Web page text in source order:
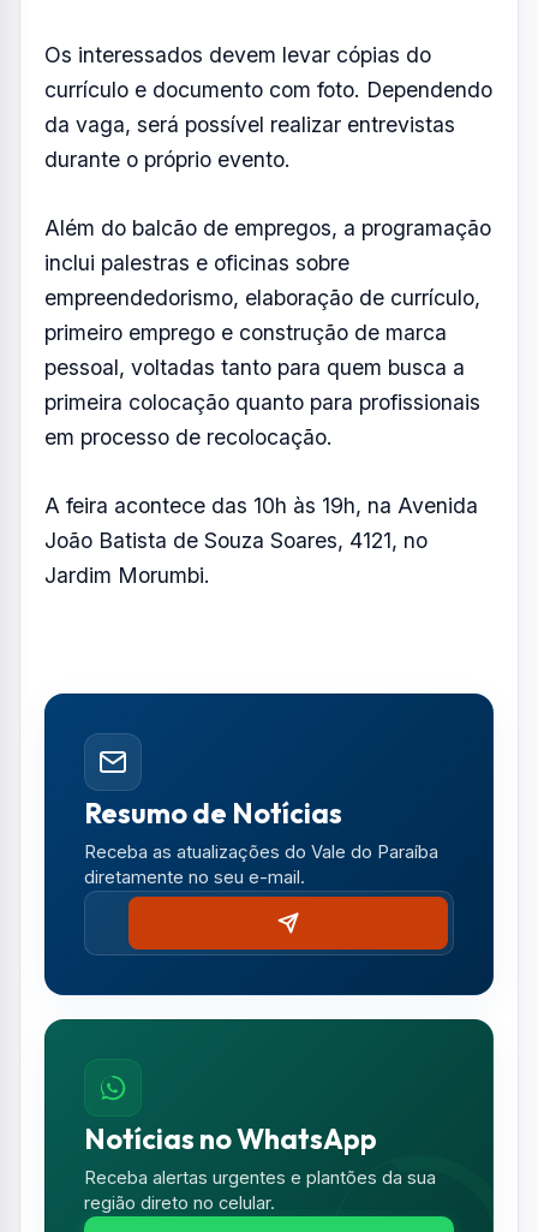
Os interessados devem levar cópias do
currículo e documento com foto. Dependendo
da vaga, será possível realizar entrevistas
durante o próprio evento.
Além do balcão de empregos, a programação
inclui palestras e oficinas sobre
empreendedorismo, elaboração de currículo,
primeiro emprego e construção de marca
pessoal, voltadas tanto para quem busca a
primeira colocação quanto para profissionais
em processo de recolocação.
A feira acontece das 10h às 19h, na Avenida
João Batista de Souza Soares, 4121, no
Jardim Morumbi.
Resumo de Notícias
Receba as atualizações do Vale do Paraíba
diretamente no seu e-mail.
Notícias no WhatsApp
Receba alertas urgentes e plantões da sua
região direto no celular.